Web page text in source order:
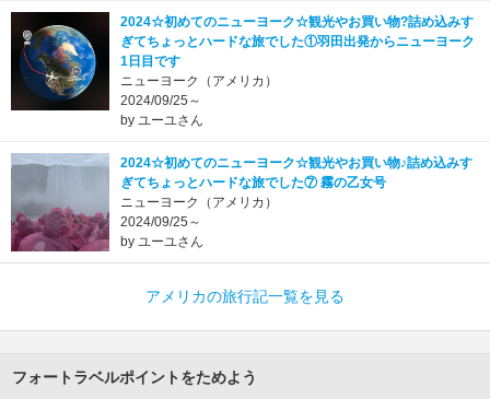
2024☆初めてのニューヨーク☆観光やお買い物?詰め込みす
ぎてちょっとハードな旅でした①羽田出発からニューヨーク
1日目です
ニューヨーク（アメリカ）
2024/09/25～
by ユーユさん
2024☆初めてのニューヨーク☆観光やお買い物♪詰め込みす
ぎてちょっとハードな旅でした⑦ 霧の乙女号
ニューヨーク（アメリカ）
2024/09/25～
by ユーユさん
アメリカの旅行記一覧を見る
フォートラベルポイントをためよう